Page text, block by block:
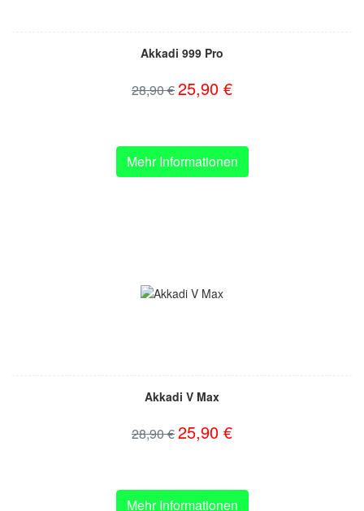
Akkadi 999 Pro
28,90 €25,90 €
Mehr Informationen
Akkadi V Max
28,90 €25,90 €
Mehr Informationen